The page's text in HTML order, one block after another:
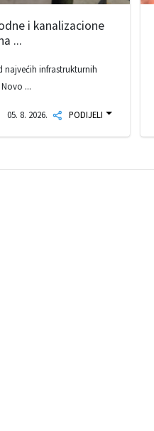
i kanalizacione
...
najvećih infrastrukturnih
...
05. 8. 2026. PODIJELI